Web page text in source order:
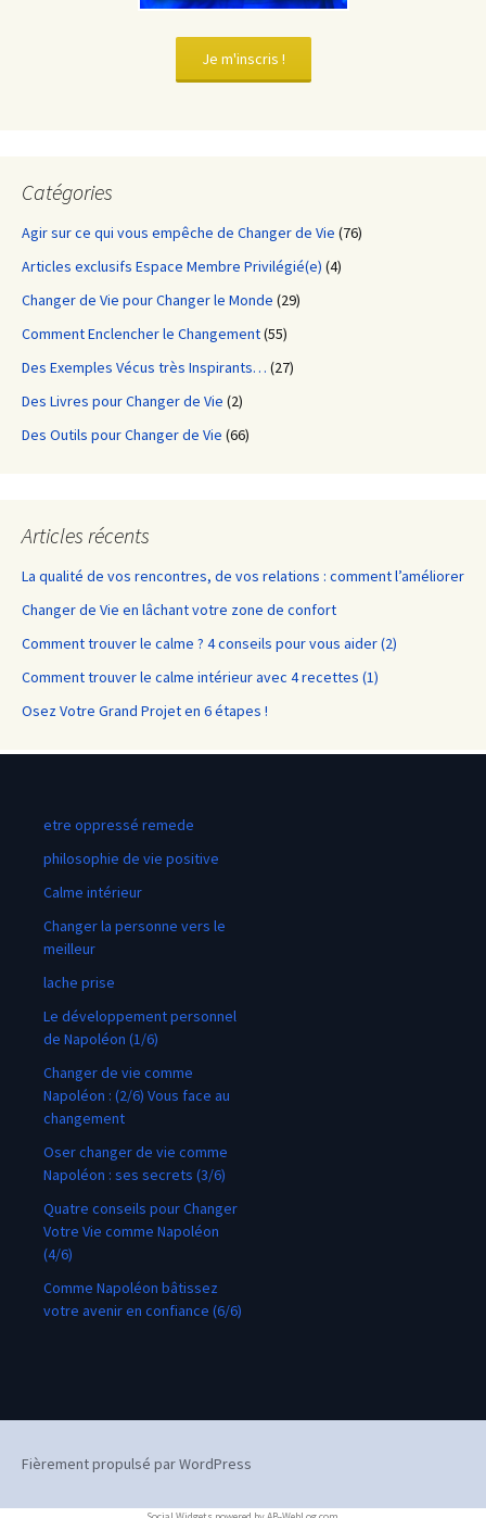
Je m'inscris !
Catégories
Agir sur ce qui vous empêche de Changer de Vie (76)
Articles exclusifs Espace Membre Privilégié(e) (4)
Changer de Vie pour Changer le Monde (29)
Comment Enclencher le Changement(55)
Des Exemples Vécus très Inspirants… (27)
Des Livres pour Changer de Vie (2)
Des Outils pour Changer de Vie (66)
Articles récents
La qualité de vos rencontres, de vos relations : comment l’améliorer
Changer de Vie en lâchant votre zone de confort
Comment trouver le calme ? 4 conseils pour vous aider (2)
Comment trouver le calme intérieur avec 4 recettes (1)
Osez Votre Grand Projet en 6 étapes !
etre oppressé remede
philosophie de vie positive
Calme intérieur
Changer la personne vers le
meilleur
lache prise
Le développement personnel
de Napoléon (1/6)
Changer de vie comme
Napoléon : (2/6) Vous face au
changement
Oser changer de vie comme
Napoléon : ses secrets (3/6)
Quatre conseils pour Changer
Votre Vie comme Napoléon
(4/6)
Comme Napoléon bâtissez
votre avenir en confiance (6/6)
Fièrement propulsé par WordPress